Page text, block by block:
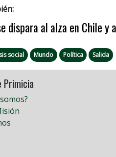
dispara al alza en Chile y
social Mundo Política Salida
Primicia